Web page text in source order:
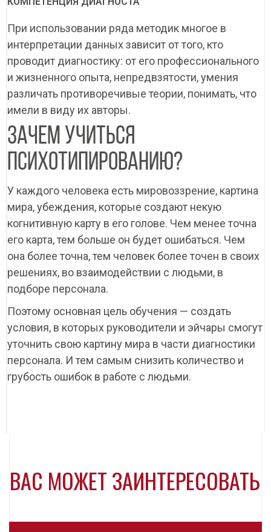
При использовании ряда методик многое в
интерпретации данных зависит от того, кто
проводит диагностику: от его профессионального
и жизненного опыта, непредвзятости, умения
различать противоречивые теории, понимать, что
имели в виду их авторы.
ЗАЧЕМ УЧИТЬСЯ
ПСИХОТИПИРОВАНИЮ?
У каждого человека есть мировоззрение, картина
мира, убеждения, которые создают некую
когнитивную карту в его голове. Чем менее точна
его карта, тем больше он будет ошибаться. Чем
она более точна, тем человек более точен в своих
решениях, во взаимодействии с людьми, в
подборе персонала.
Поэтому основная цель обучения — создать
условия, в которых руководители и эйчары смогут
уточнить свою картину мира в части диагностики
персонала. И тем самым снизить количество и
грубость ошибок в работе с людьми.
ВАС МОЖЕТ ЗАИНТЕРЕСОВАТЬ